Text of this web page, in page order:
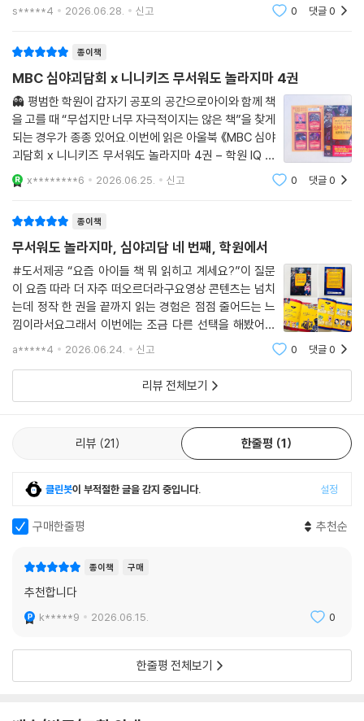
늘한 공포를 느낄 수 있다.퀴즈를 풀고 미션을 수행하며귀
s*****4 2026.06.28. 신고 0 댓글0
종이책
MBC 심야괴담회 x 니니키즈 무서워도 놀라지마 4권
👻 평범한 학원이 갑자기 공포의 공간으로아이와 함께 책
을 고를 때 “무섭지만 너무 자극적이지는 않은 책”을 찾게
되는 경우가 종종 있어요.이번에 읽은 아울북 《MBC 심야
괴담회 x 니니키즈 무서워도 놀라지마 4권 – 학원 IQ 어
드벤처 공포 만화》는 딱 그 경계에 있는 책이었어요.인기
프로그램 MBC ＜심야괴담회＞ 감성을 담은 공포특집 시
x********6 2026.06.25. 신고 0 댓글0
종이책
무서워도 놀라지마, 심야괴담 네 번째, 학원에서
#도서제공 “요즘 아이들 책 뭐 읽히고 계세요?”이 질문
이 요즘 따라 더 자주 떠오르더라구요영상 콘텐츠는 넘치
는데 정작 한 권을 끝까지 읽는 경험은 점점 줄어드는 느
낌이라서요그래서 이번에는 조금 다른 선택을 해봤어요
바로 :: 심야괴담 네 번째 학원에서 ::처음에는 공포 만화
니니키즈가 결합된 참여형 스토리라는 설명을 보
a*****4 2026.06.24. 신고 0 댓글0
리뷰 전체보기
리뷰 21 한줄평 1
클린봇이 부적절한 글을 감지 중입니다. 설정
구매한줄평 추천순
종이책 구매
추천합니다
k*****9 2026.06.15. 0
한줄평 전체보기